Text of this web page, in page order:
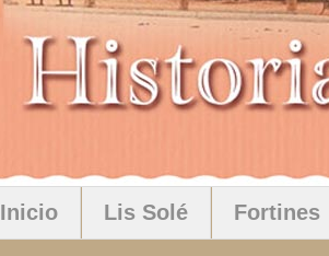
Inicio Lis Solé Fortines